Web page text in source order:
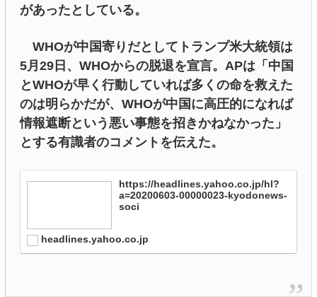
があったとしている。
WHOが中国寄りだとしてトランプ米大統領は
5月29日、WHOからの脱退を宣言。APは「中国
とWHOが早く行動していれば多くの命を救えた
のは明らかだが、WHOが中国に高圧的になれば
情報遮断という悪い事態を招きかねなかった」
とする有識者のコメントを伝えた。
https://headlines.yahoo.co.jp/hl?
a=20200603-00000023-kyodonews-
soci
headlines.yahoo.co.jp